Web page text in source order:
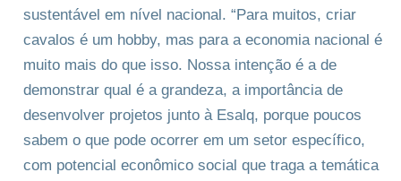
sustentável em nível nacional. “Para muitos, criar
cavalos é um hobby, mas para a economia nacional é
muito mais do que isso. Nossa intenção é a de
demonstrar qual é a grandeza, a importância de
desenvolver projetos junto à Esalq, porque poucos
sabem o que pode ocorrer em um setor específico,
com potencial econômico social que traga a temática